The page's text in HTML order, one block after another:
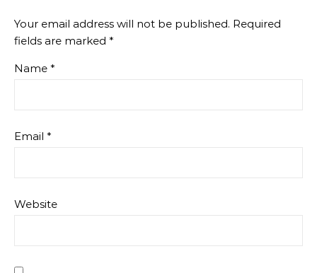
Your email address will not be published. Required
fields are marked *
Name *
Email *
Website